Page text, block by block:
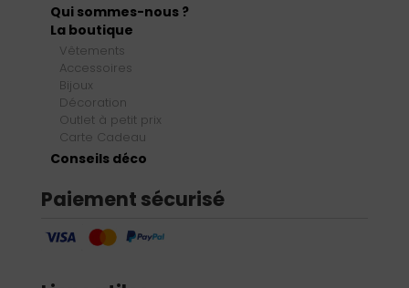
Qui sommes-nous ?
La boutique
Vêtements
Accessoires
Bijoux
Décoration
Outlet à petit prix
Carte Cadeau
Conseils déco
Paiement sécurisé